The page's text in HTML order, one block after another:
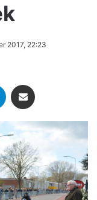
2017, 22:23